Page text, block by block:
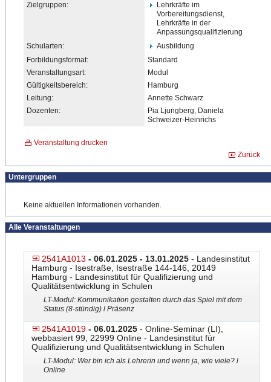
Zielgruppen:
Lehrkräfte im
Vorbereitungsdienst,
Lehrkräfte in der
Anpassungsqualifizierung
Schularten:
Ausbildung
Forbildungsformat:
Standard
Veranstaltungsart:
Modul
Gültigkeitsbereich:
Hamburg
Leitung:
Annette Schwarz
Dozenten:
Pia Ljungberg, Daniela
Schweizer-Heinrichs
Veranstaltung drucken
Zurück
Untergruppen
Keine aktuellen Informationen vorhanden.
Alle Veranstaltungen
2541A1013 - 06.01.2025 - 13.01.2025 - Landesinstitut
Hamburg - Isestraße, Isestraße 144-146, 20149
Hamburg - Landesinstitut für Qualifizierung und
Qualitätsentwicklung in Schulen
LT-Modul: Kommunikation gestalten durch das Spiel mit dem
Status (8-stündig) l Präsenz
2541A1019 - 06.01.2025 - Online-Seminar (LI),
webbasiert 99, 22999 Online - Landesinstitut für
Qualifizierung und Qualitätsentwicklung in Schulen
LT-Modul: Wer bin ich als Lehrerin und wenn ja, wie viele? l
Online